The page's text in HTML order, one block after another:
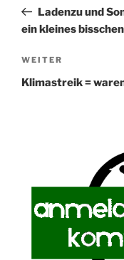
Beitrag
Ladenzu und
ein kleines
Nächster
Beitrag
WEITER
Klimastreik =